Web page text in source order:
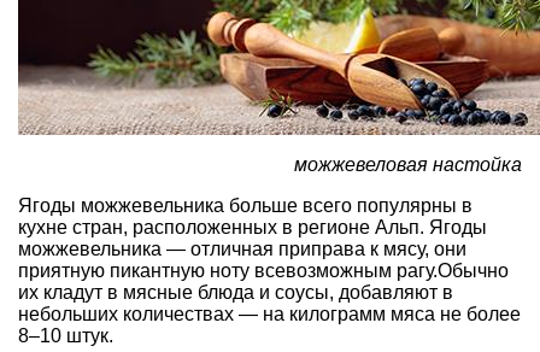
можжевеловая настойка
Ягоды можжевельника больше всего популярны в
кухне стран, расположенных в регионе Альп. Ягоды
можжевельника — отличная приправа к мясу, они
приятную пикантную ноту всевозможным рагу.Обычно
их кладут в мясные блюда и соусы, добавляют в
небольших количествах — на килограмм мяса не более
8–10 штук.